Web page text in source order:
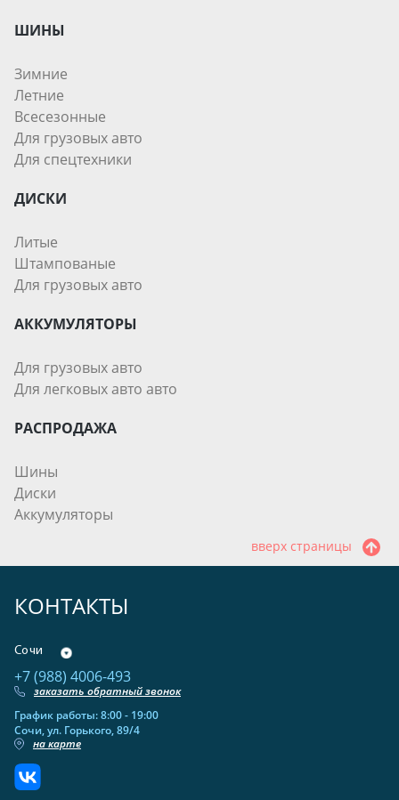
ШИНЫ
Зимние
Летние
Всесезонные
Для грузовых авто
Для спецтехники
ДИСКИ
Литые
Штампованые
Для грузовых авто
АККУМУЛЯТОРЫ
Для грузовых авто
Для легковых авто авто
РАСПРОДАЖА
Шины
Диски
Аккумуляторы
вверх страницы
КОНТАКТЫ
Сочи
+7 (988) 4006-493
заказать обратный звонок
График работы: 8:00 - 19:00
Сочи, ул. Горького, 89/4
на карте